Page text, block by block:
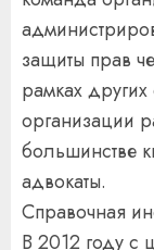
защиты прав
рамках
организации
большинстве
адвокаты.
Справочная
В 2012 году с